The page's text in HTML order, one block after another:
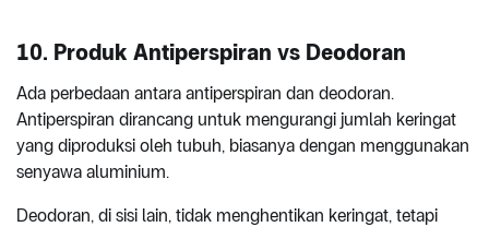
10. Produk Antiperspiran vs Deodoran
Ada perbedaan antara antiperspiran dan deodoran.
Antiperspiran dirancang untuk mengurangi jumlah keringat
yang diproduksi oleh tubuh, biasanya dengan menggunakan
senyawa aluminium.
Deodoran, di sisi lain, tidak menghentikan keringat, tetapi